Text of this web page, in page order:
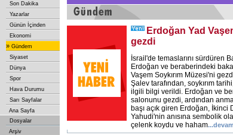
Son Dakika
Yazarlar
Günün İçinden
Ekonomi
» Gündem
Siyaset
Dünya
Spor
Hava Durumu
Sarı Sayfalar
Ana Sayfa
Dosyalar
Arşiv
Erdoğan Yad
gezdi
İsrail'de temaslarını sürdüren
Erdoğan ve beraberindeki
Vaşem Soykırım Müzesi'ni
Şalev tarafından, soykırım
ilgili bilgi verildi. Erdoğan ve
salonunu gezdi, ardından
başı açık giren Erdoğan, İkinci
Yahudi'nin anısına sembolik
çelenk koydu ve haham...